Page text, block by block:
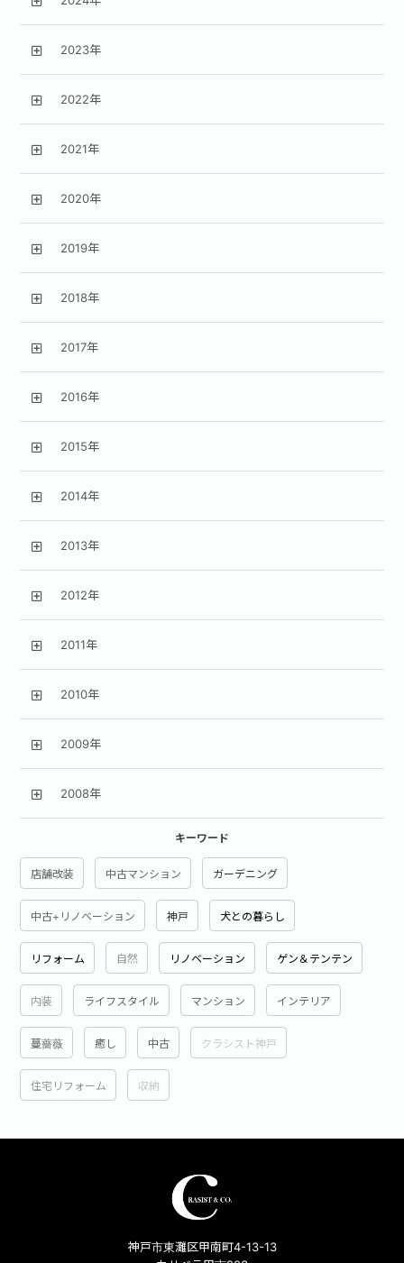
2023年
2022年
2021年
2020年
2019年
2018年
2017年
2016年
2015年
2014年
2013年
2012年
2011年
2010年
2009年
2008年
キーワード
店舗改装 中古マンション ガーデニング
中古+リノベーション 神戸 犬との暮らし
リフォーム 自然 リノベーション ゲン＆テンテン
内装 ライフスタイル マンション インテリア
蔓薔薇 癒し 中古 クラシスト神戸
住宅リフォーム 収納
神戸市東灘区甲南町4-13-13